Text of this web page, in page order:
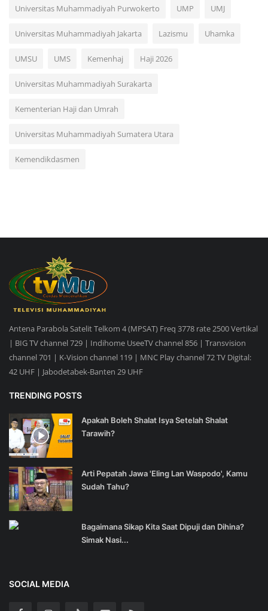
Universitas Muhammadiyah Purwokerto UMP UMJ
Universitas Muhammadiyah Jakarta Lazismu Uhamka
UMSU UMS Kemenhaj Haji 2026
Universitas Muhammadiyah Surakarta
Kementerian Haji dan Umrah
Universitas Muhammadiyah Sumatera Utara
Kemendikdasmen
Antena Parabola Satelit Telkom 4 (MPSAT) Freq 3778 rate 2500 Vertikal
| BIG TV channel 729 | Indihome UseeTV channel 856 | Transvision
channel 701 | K-Vision channel 119 | MNC Play channel 72 TV Digital:
42 UHF | Jabodetabek-Banten 29 UHF
TRENDING POSTS
Apakah Boleh Shalat Isya Setelah Shalat
Tarawih?
Arti Pepatah Jawa 'Eling Lan Waspodo', Kamu
Sudah Tahu?
Bagaimana Sikap Kita Saat Dipuji dan Dihina?
Simak Nasi...
SOCIAL MEDIA